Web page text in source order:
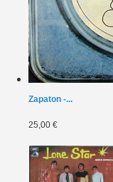
Zapaton -...
25,00 €